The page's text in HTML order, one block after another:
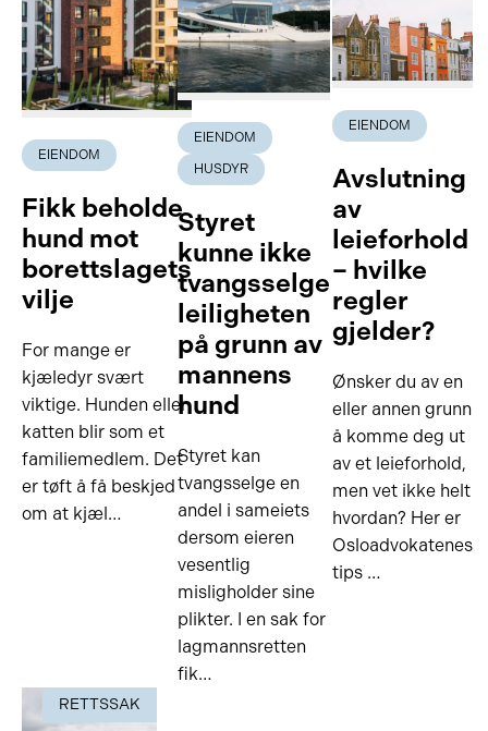
EIENDOM
Fikk beholde
hund mot
borettslagets
vilje
For mange er
kjæledyr svært
viktige. Hunden eller
katten blir som et
familiemedlem. Det
er tøft å få beskjed
om at kjæl…
EIENDOM
HUSDYR
Styret
kunne ikke
tvangsselge
leiligheten
på grunn av
mannens
hund
Styret kan
tvangsselge en
andel i sameiets
dersom eieren
vesentlig
misligholder sine
plikter. I en sak for
lagmannsretten
fik…
EIENDOM
Avslutning
av
leieforhold
– hvilke
regler
gjelder?
Ønsker du av en
eller annen grunn
å komme deg ut
av et leieforhold,
men vet ikke helt
hvordan? Her er
Osloadvokatenes
tips …
RETTSSAK